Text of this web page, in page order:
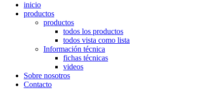
inicio
productos
productos
todos los productos
todos vista como lista
Información técnica
fichas técnicas
videos
Sobre nosotros
Contacto